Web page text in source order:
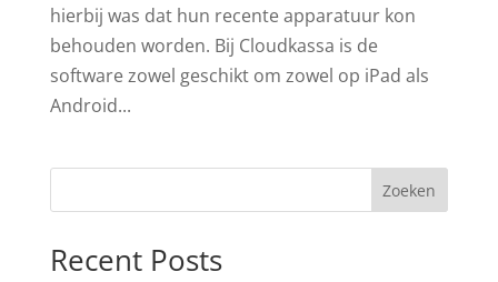
hierbij was dat hun recente apparatuur kon
behouden worden. Bij Cloudkassa is de
software zowel geschikt om zowel op iPad als
Android...
Zoeken
Recent Posts